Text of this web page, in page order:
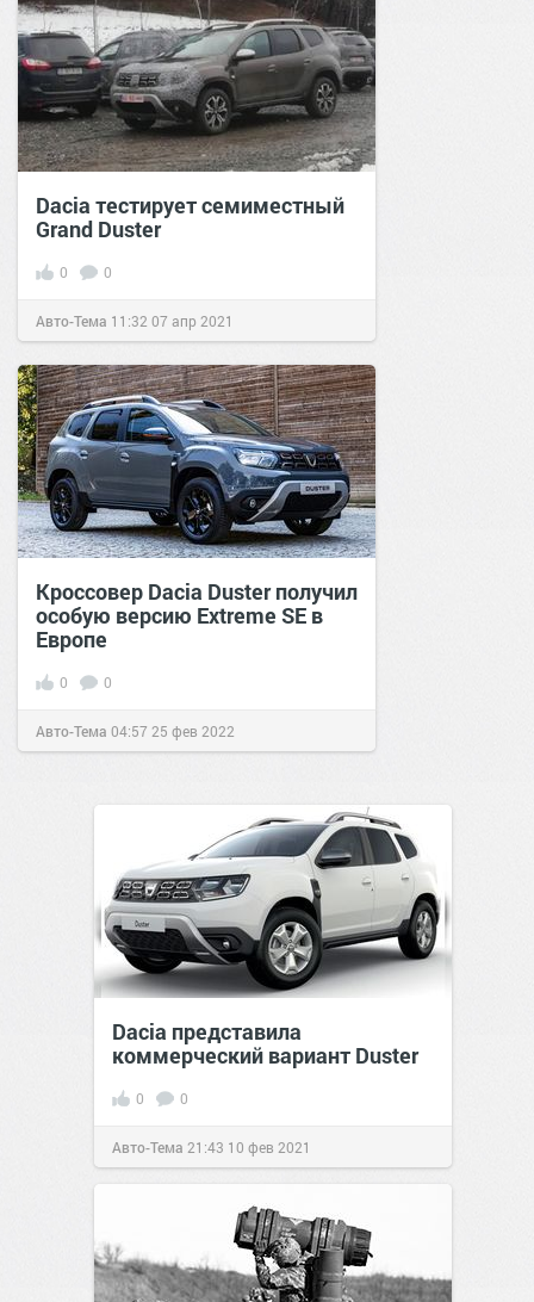
Dacia тестирует семиместный
Grand Duster
0 0
Авто-Тема 11:32 07 апр 2021
Кроссовер Dacia Duster получил
особую версию Extreme SE в
Европе
0 0
Авто-Тема 04:57 25 фев 2022
Dacia представила
коммерческий вариант Duster
0 0
Авто-Тема 21:43 10 фев 2021